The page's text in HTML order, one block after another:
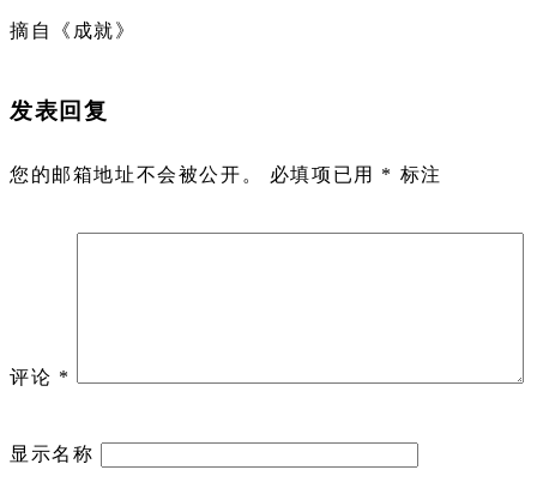
摘自《成就》
发表回复
您的邮箱地址不会被公开。 必填项已用 * 标注
评论 *
显示名称